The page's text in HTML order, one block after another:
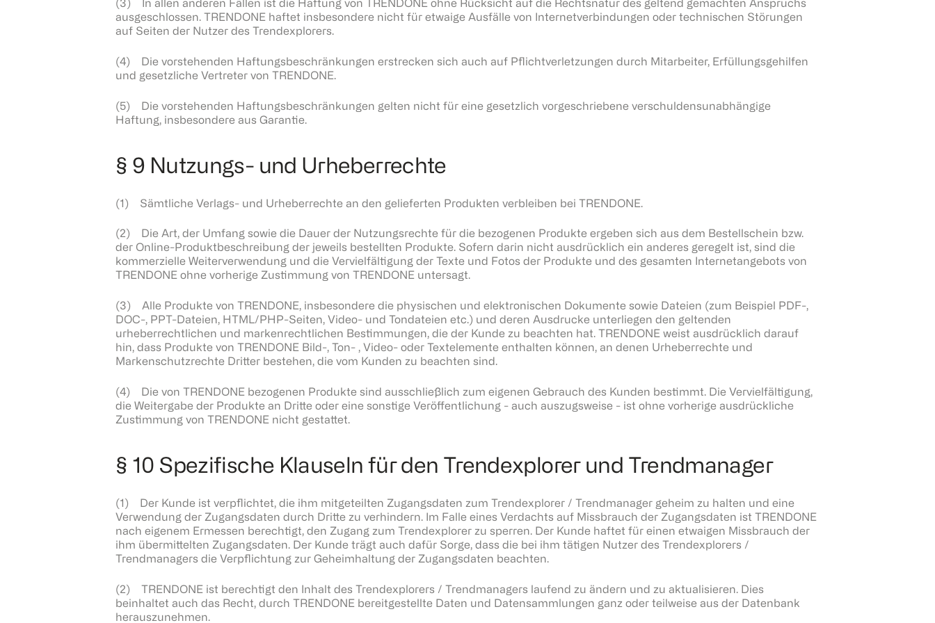
(3) In allen anderen Fällen ist die Haftung von TRENDONE ohne Rücksicht auf die Rechtsnatur des geltend gemachten Anspruchs
ausgeschlossen. TRENDONE haftet insbesondere nicht für etwaige Ausfälle von Internetverbindungen oder technischen Störungen
auf Seiten der Nutzer des Trendexplorers.
(4) Die vorstehenden Haftungsbeschränkungen erstrecken sich auch auf Pflichtverletzungen durch Mitarbeiter, Erfüllungsgehilfen
und gesetzliche Vertreter von TRENDONE.
(5) Die vorstehenden Haftungsbeschränkungen gelten nicht für eine gesetzlich vorgeschriebene verschuldensunabhängige
Haftung, insbesondere aus Garantie.
§ 9 Nutzungs- und Urheberrechte
(1) Sämtliche Verlags- und Urheberrechte an den gelieferten Produkten verbleiben bei TRENDONE.
(2) Die Art, der Umfang sowie die Dauer der Nutzungsrechte für die bezogenen Produkte ergeben sich aus dem Bestellschein bzw.
der Online-Produktbeschreibung der jeweils bestellten Produkte. Sofern darin nicht ausdrücklich ein anderes geregelt ist, sind die
kommerzielle Weiterverwendung und die Vervielfältigung der Texte und Fotos der Produkte und des gesamten Internetangebots von
TRENDONE ohne vorherige Zustimmung von TRENDONE untersagt.
(3) Alle Produkte von TRENDONE, insbesondere die physischen und elektronischen Dokumente sowie Dateien (zum Beispiel PDF-,
DOC-, PPT-Dateien, HTML/PHP-Seiten, Video- und Tondateien etc.) und deren Ausdrucke unterliegen den geltenden
urheberrechtlichen und markenrechtlichen Bestimmungen, die der Kunde zu beachten hat. TRENDONE weist ausdrücklich darauf
hin, dass Produkte von TRENDONE Bild-, Ton- , Video- oder Textelemente enthalten können, an denen Urheberrechte und
Markenschutzrechte Dritter bestehen, die vom Kunden zu beachten sind.
(4) Die von TRENDONE bezogenen Produkte sind ausschließlich zum eigenen Gebrauch des Kunden bestimmt. Die Vervielfältigung,
die Weitergabe der Produkte an Dritte oder eine sonstige Veröffentlichung - auch auszugsweise - ist ohne vorherige ausdrückliche
Zustimmung von TRENDONE nicht gestattet.
§ 10 Spezifische Klauseln für den Trendexplorer und Trendmanager
(1) Der Kunde ist verpflichtet, die ihm mitgeteilten Zugangsdaten zum Trendexplorer / Trendmanager geheim zu halten und eine
Verwendung der Zugangsdaten durch Dritte zu verhindern. Im Falle eines Verdachts auf Missbrauch der Zugangsdaten ist TRENDONE
nach eigenem Ermessen berechtigt, den Zugang zum Trendexplorer zu sperren. Der Kunde haftet für einen etwaigen Missbrauch der
ihm übermittelten Zugangsdaten. Der Kunde trägt auch dafür Sorge, dass die bei ihm tätigen Nutzer des Trendexplorers /
Trendmanagers die Verpflichtung zur Geheimhaltung der Zugangsdaten beachten.
(2) TRENDONE ist berechtigt den Inhalt des Trendexplorers / Trendmanagers laufend zu ändern und zu aktualisieren. Dies
beinhaltet auch das Recht, durch TRENDONE bereitgestellte Daten und Datensammlungen ganz oder teilweise aus der Datenbank
herauszunehmen.